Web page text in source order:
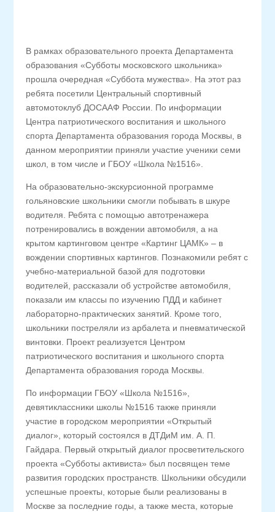
В рамках образовательного проекта Департамента
образования «Субботы московского школьника»
прошла очередная «Суббота мужества». На этот раз
ребята посетили Центральный спортивный
автомотоклуб ДОСААФ России. По информации
Центра патриотического воспитания и школьного
спорта Департамента образования города Москвы, в
данном мероприятии приняли участие ученики семи
школ, в том числе и ГБОУ «Школа №1516».
На образовательно-экскурсионной программе
гольяновские школьники смогли побывать в шкуре
водителя. Ребята с помощью автотренажера
потренировались в вождении автомобиля, а на
крытом картинговом центре «Картинг ЦАМК» – в
вождении спортивных картингов. Познакомили ребят с
учебно-материальной базой для подготовки
водителей, рассказали об устройстве автомобиля,
показали им классы по изучению ПДД и кабинет
лабораторно-практических занятий. Кроме того,
школьники постреляли из арбалета и пневматической
винтовки. Проект реализуется Центром
патриотического воспитания и школьного спорта
Департамента образования города Москвы.
По информации ГБОУ «Школа №1516»,
девятиклассники школы №1516 также приняли
участие в городском мероприятии «Открытый
диалог», который состоялся в ДТДиМ им. А. П.
Гайдара. Первый открытый диалог просветительского
проекта «Субботы активиста» был посвящен теме
развития городских пространств. Школьники обсудили
успешные проекты, которые были реализованы в
Москве за последние годы, а также места, которые